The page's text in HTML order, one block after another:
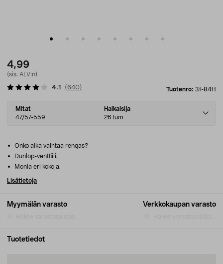
4,99
(sis. ALV:n)
Tuotenro: 31-8411
4.1 (640)
Select
variant
Mitat
47/57-559
Halkaisija
26 tum
Myymälän varasto Verkkokaupan varasto
Onko aika vaihtaa rengas?
Dunlop-venttiili.
Monia eri kokoja.
Lisätietoja
Tuotetiedot